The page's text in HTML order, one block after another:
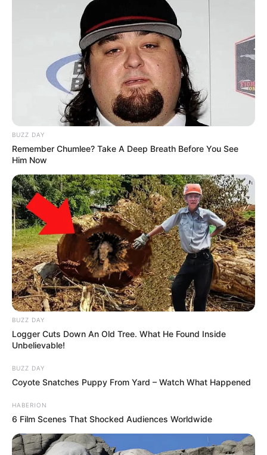
BUZZ DAY
Remember Chumlee? Take A Deep Breath Before You See
Him Now
BUZZ DAY
Logger Cuts Down An Old Tree. What He Found Inside
Unbelievable!
BUZZ DAY
Coyote Snatches Puppy From Yard – Watch What Happened
HABERION
6 Film Scenes That Shocked Audiences Worldwide